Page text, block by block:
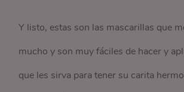
Y listo, estas son las mascarillas que
mucho y son muy fáciles de hacer y
que les sirva para tener su carita